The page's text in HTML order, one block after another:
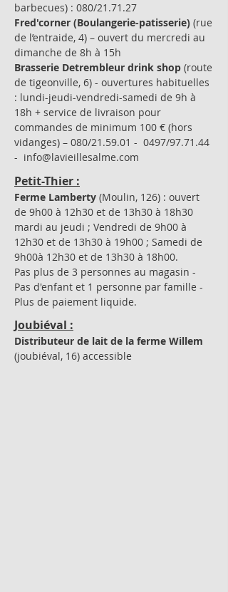
barbecues) : 080/21.71.27
Fred'corner (Boulangerie-patisserie) (rue
de l’entraide, 4) – ouvert du mercredi au
dimanche de 8h à 15h
Brasserie Detrembleur drink shop (route
de tigeonville, 6) - ouvertures habituelles
: lundi-jeudi-vendredi-samedi de 9h à
18h + service de livraison pour
commandes de minimum 100 € (hors
vidanges) – 080/21.59.01 - 0497/97.71.44
- info@lavieillesalme.com
Petit-Thier :
Ferme Lamberty (Moulin, 126) : ouvert
de 9h00 à 12h30 et de 13h30 à 18h30
mardi au jeudi ; Vendredi de 9h00 à
12h30 et de 13h30 à 19h00 ; Samedi de
9h00à 12h30 et de 13h30 à 18h00.
Pas plus de 3 personnes au magasin -
Pas d'enfant et 1 personne par famille -
Plus de paiement liquide.
Joubiéval :
Distributeur de lait de la ferme Willem
(joubiéval, 16) accessible